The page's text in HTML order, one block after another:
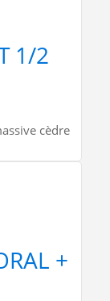
1/2
cèdre
+